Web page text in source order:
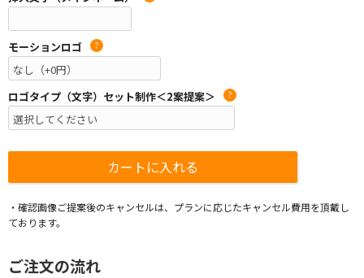
モーションロゴ ?
ロゴタイプ（文字）セット制作＜2案提案＞ ?
・確認画像ご提案後のキャンセルは、プランに応じたキャンセル費用を頂戴し
ております。
ご注文の流れ